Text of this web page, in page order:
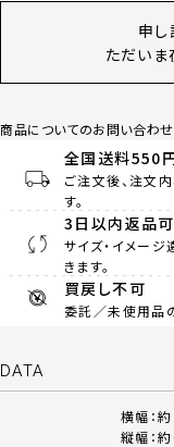
申し
ただいま
商品についてのお問い合わせ
全国送料550
ご注文後、注文
す。
3日以内返品
サイズ・イメー
きます。
買戻し不可
委託／未使用品
DATA
横幅：
縦幅：